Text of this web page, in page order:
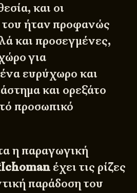
και οι
του ήταν προφανώς
και προσεγμένες,
για
ευρύχωρο και
και ορεξάτο
προσωπικό
η παραγωγική
έχει τις ρίζες
παράδοση του